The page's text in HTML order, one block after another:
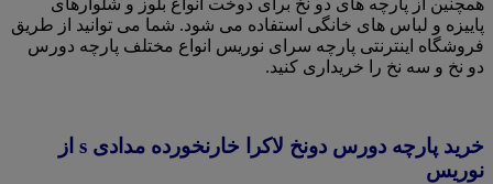
پاییزه و لباس های خانگی استفاده می شود. شما می توانید از طریق
فروشگاه اینترنتی پارچه سرای نوریس انواع مختلف پارچه دورس
دو نخ و سه نخ را خریداری کنید.
خرید پارچه دورس دونخ لاکرا خارنخورده مدادی s از
نوریس